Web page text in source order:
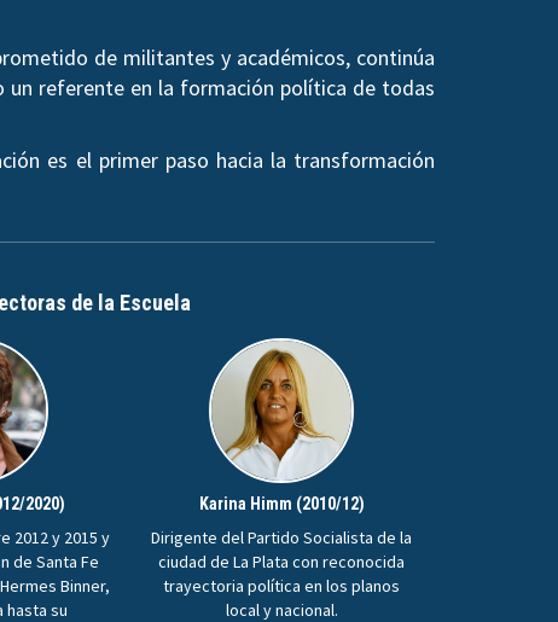
de militantes y académicos, continúa
un referente en la formación política de todas
es el primer paso hacia la transformación
de la Escuela
2020)
2012 y 2015 y
de Santa Fe
Binner,
hasta su
Karina Himm (2010/12)
Dirigente del Partido Socialista de la
ciudad de La Plata con reconocida
trayectoria política en los planos
local y nacional.